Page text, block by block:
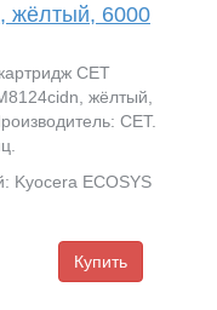
жёлтый, 6000
CET
жёлтый,
CET.
Kyocera ECOSYS